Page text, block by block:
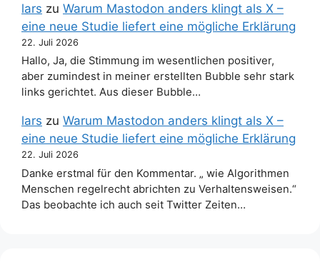
lars zu Warum Mastodon anders klingt als X –
eine neue Studie liefert eine mögliche Erklärung
22. Juli 2026
Hallo, Ja, die Stimmung im wesentlichen positiver,
aber zumindest in meiner erstellten Bubble sehr stark
links gerichtet. Aus dieser Bubble…
lars zu Warum Mastodon anders klingt als X –
eine neue Studie liefert eine mögliche Erklärung
22. Juli 2026
Danke erstmal für den Kommentar. „ wie Algorithmen
Menschen regelrecht abrichten zu Verhaltensweisen.“
Das beobachte ich auch seit Twitter Zeiten…